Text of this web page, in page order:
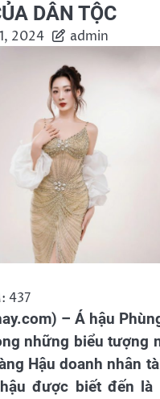
DÂN TỘC
2024 admin
437
– Á hậu
những biểu tượng
Hậu doanh nhân
được biết đến là